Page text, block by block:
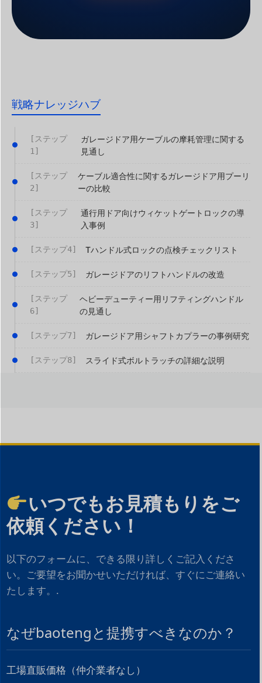
戦略ナレッジハブ
[ステップ
1]
ガレージドア用ケーブルの摩耗管理に関する
見通し
[ステップ
2]
ケーブル適合性に関するガレージドア用プーリ
ーの比較
[ステップ
3]
通行用ドア向けウィケットゲートロックの導
入事例
[ステップ4] Tハンドル式ロックの点検チェックリスト
[ステップ5] ガレージドアのリフトハンドルの改造
[ステップ
6]
ヘビーデューティー用リフティングハンドル
の見通し
[ステップ7] ガレージドア用シャフトカプラーの事例研究
[ステップ8] スライド式ボルトラッチの詳細な説明
いつでもお見積もりをご
依頼ください！
以下のフォームに、できる限り詳しくご記入くださ
い。ご要望をお聞かせいただければ、すぐにご連絡い
たします。.
なぜbaotengと提携すべきなのか？
工場直販価格（仲介業者なし）